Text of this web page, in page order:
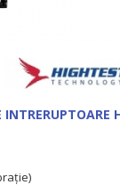
INTRERUPTOARE